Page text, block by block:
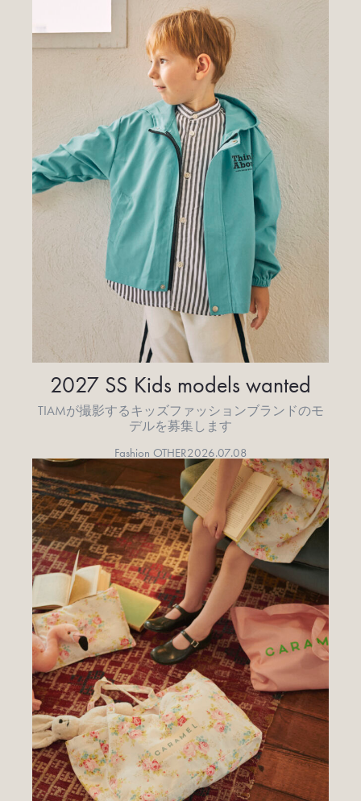
2027 SS Kids models wanted
TIAMが撮影するキッズファッションブランドのモ
デルを募集します
Fashion OTHER2026.07.08